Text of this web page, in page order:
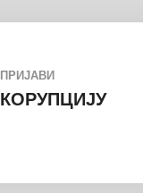
ПРИЈАВИ
КОРУПЦИЈУ